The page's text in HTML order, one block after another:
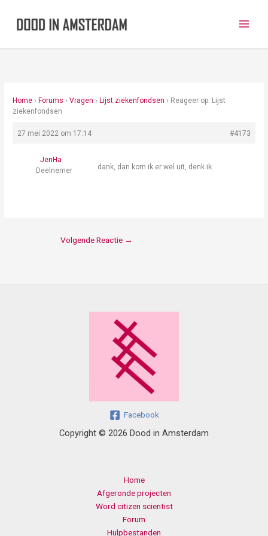
Home › Forums › Vragen › Lijst ziekenfondsen › Reageer op: Lijst
ziekenfondsen
27 mei 2022 om 17:14 #4173
JenHa
Deelnemer
dank, dan kom ik er wel uit, denk ik.
Volgende Reactie →
Facebook
Copyright © 2026 Dood in Amsterdam
Home
Afgeronde projecten
Word citizen scientist
Forum
Hulpbestanden